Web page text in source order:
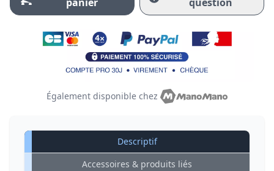
Également disponible chez
Descriptif
Accessoires & produits liés